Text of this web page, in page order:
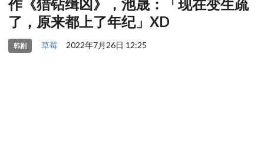
作《猎钻缉凶》，池晟：「现在变生疏
了，原来都上了年纪」XD
韩剧 草莓 2022年7月26日 12:25